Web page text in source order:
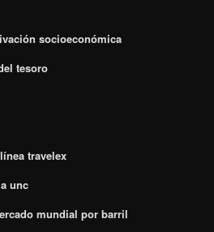
socioeconómica
tesoro
travelex
unc
mundial por barril